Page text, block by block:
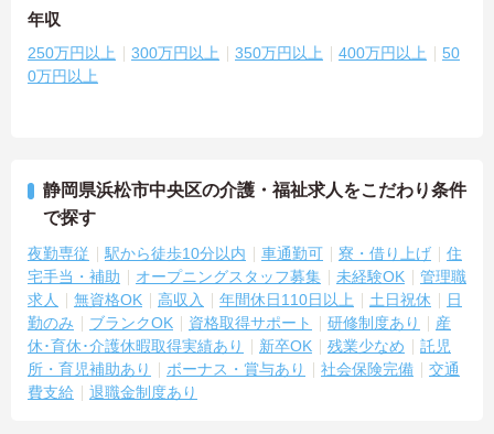
年収
250万円以上 300万円以上 350万円以上 400万円以上
50
0万円以上
静岡県浜松市中央区の介護・福祉求人をこだわり条件
で探す
夜勤専従 駅から徒歩10分以内 車通勤可 寮・借り上げ
住
宅手当・補助
オープニングスタッフ募集 未経験OK
管理職
求人
無資格OK 高収入 年間休日110日以上 土日祝休
日
勤のみ
ブランクOK 資格取得サポート 研修制度あり
産
休･育休･介護休暇取得実績あり
新卒OK 残業少なめ
託児
所・育児補助あり
ボーナス・賞与あり 社会保険完備
交通
費支給
退職金制度あり